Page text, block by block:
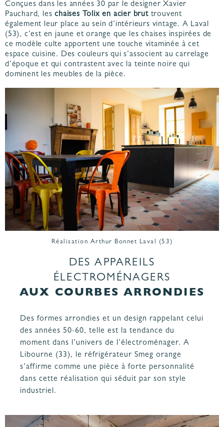
Conçues dans les années 30 par le designer Xavier
Pauchard, leschaises Tolix en acier brut trouvent
également leur place au sein d’intérieurs vintage. A Laval
(53), c’est en jaune et orange que les chaises inspirées de
ce modèle culte apportent une touche vitaminée à cet
espace cuisine. Des couleurs qui s’associent au carrelage
d’époque et qui contrastent avec la teinte noire qui
dominent les meubles de la pièce.
Réalisation Arthur Bonnet Laval (53)
DES APPAREILS
ÉLECTROMÉNAGERS
AUX COURBES ARRONDIES
Des formes arrondies et un design rappelant celui
des années 50-60, telle est la tendance du
moment dans l’univers de l’électroménager. A
Libourne (33), le réfrigérateur Smeg orange
s’affirme comme une pièce à forte personnalité
dans cette réalisation qui séduit par son style
industriel.